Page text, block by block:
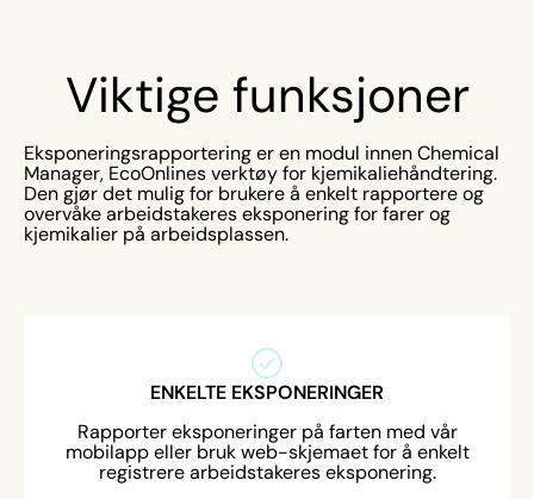
Viktige funksjoner
Eksponeringsrapportering er en modul innen Chemical
Manager, EcoOnlines verktøy for kjemikaliehåndtering.
Den gjør det mulig for brukere å enkelt rapportere og
overvåke arbeidstakeres eksponering for farer og
kjemikalier på arbeidsplassen.
ENKELTE EKSPONERINGER
Rapporter eksponeringer på farten med vår
mobilapp eller bruk web-skjemaet for å enkelt
registrere arbeidstakeres eksponering.